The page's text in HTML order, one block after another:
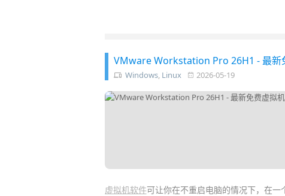
VMware Workstation Pro 26H1 - 最新
Windows, Linux 2026-05-19
虚拟机软件可让你在不重启电脑的情况下，在